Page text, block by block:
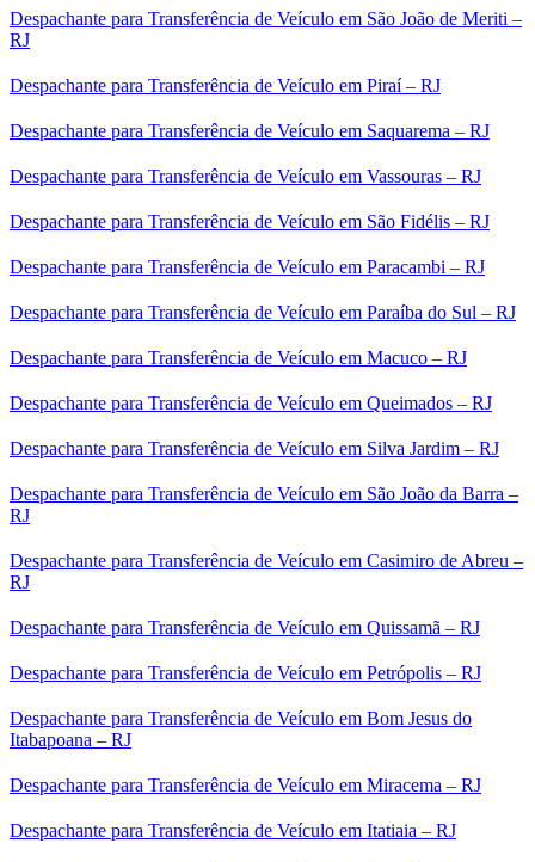
Despachante para Transferência de Veículo em São João de Meriti –
RJ
Despachante para Transferência de Veículo em Piraí – RJ
Despachante para Transferência de Veículo em Saquarema – RJ
Despachante para Transferência de Veículo em Vassouras – RJ
Despachante para Transferência de Veículo em São Fidélis – RJ
Despachante para Transferência de Veículo em Paracambi – RJ
Despachante para Transferência de Veículo em Paraíba do Sul – RJ
Despachante para Transferência de Veículo em Macuco – RJ
Despachante para Transferência de Veículo em Queimados – RJ
Despachante para Transferência de Veículo em Silva Jardim – RJ
Despachante para Transferência de Veículo em São João da Barra –
RJ
Despachante para Transferência de Veículo em Casimiro de Abreu –
RJ
Despachante para Transferência de Veículo em Quissamã – RJ
Despachante para Transferência de Veículo em Petrópolis – RJ
Despachante para Transferência de Veículo em Bom Jesus do
Itabapoana – RJ
Despachante para Transferência de Veículo em Miracema – RJ
Despachante para Transferência de Veículo em Itatiaia – RJ